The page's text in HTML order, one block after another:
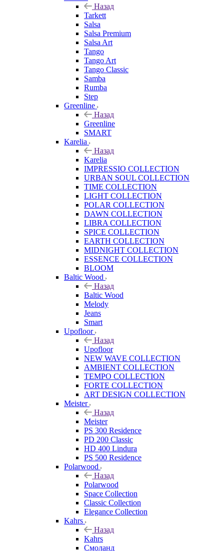
Назад
Tarkett
Salsa
Salsa Premium
Salsa Art
Tango
Tango Art
Tango Classic
Samba
Rumba
Step
Greenline
Назад
Greenline
SMART
Karelia
Назад
Karelia
IMPRESSIO COLLECTION
URBAN SOUL COLLECTION
TIME COLLECTION
LIGHT COLLECTION
POLAR COLLECTION
DAWN COLLECTION
LIBRA COLLECTION
SPICE COLLECTION
EARTH COLLECTION
MIDNIGHT COLLECTION
ESSENCE COLLECTION
BLOOM
Baltic Wood
Назад
Baltic Wood
Melody
Jeans
Smart
Upofloor
Назад
Upofloor
NEW WAVE COLLECTION
AMBIENT COLLECTION
TEMPO COLLECTION
FORTE COLLECTION
ART DESIGN COLLECTION
Meister
Назад
Meister
PS 300 Residence
PD 200 Classic
HD 400 Lindura
PS 500 Residence
Polarwood
Назад
Polarwood
Space Collection
Classic Collection
Elegance Collection
Kahrs
Назад
Kahrs
Смоланд